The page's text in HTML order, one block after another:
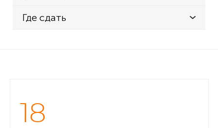
Где сдать
18